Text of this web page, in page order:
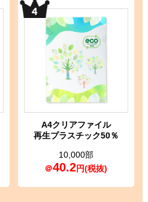
A4クリアファイル
再生プラスチック50％
10,000部
＠40.2円(税抜)